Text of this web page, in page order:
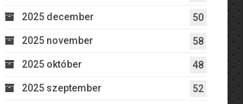
2025 december 50
2025 november 58
2025 október 48
2025 szeptember 52